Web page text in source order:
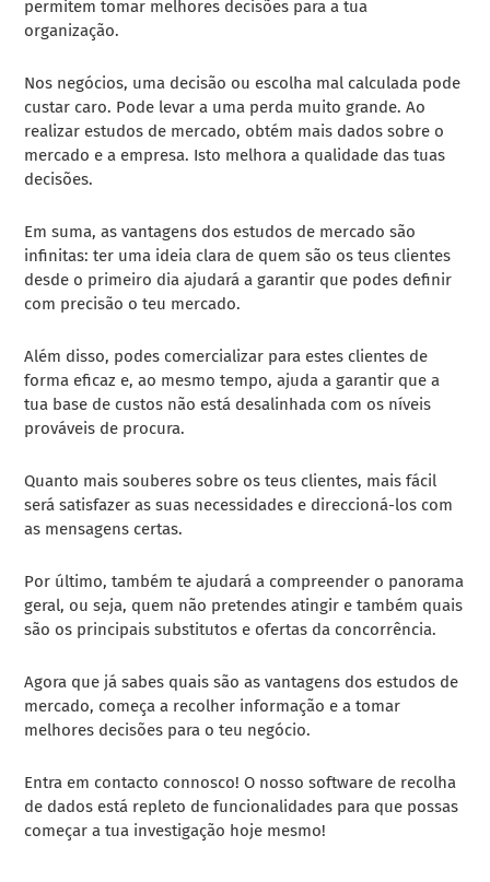
permitem tomar melhores decisões para a tua
organização.
Nos negócios, uma decisão ou escolha mal calculada pode
custar caro. Pode levar a uma perda muito grande. Ao
realizar estudos de mercado, obtém mais dados sobre o
mercado e a empresa. Isto melhora a qualidade das tuas
decisões.
Em suma, as vantagens dos estudos de mercado são
infinitas: ter uma ideia clara de quem são os teus clientes
desde o primeiro dia ajudará a garantir que podes definir
com precisão o teu mercado.
Além disso, podes comercializar para estes clientes de
forma eficaz e, ao mesmo tempo, ajuda a garantir que a
tua base de custos não está desalinhada com os níveis
prováveis de procura.
Quanto mais souberes sobre os teus clientes, mais fácil
será satisfazer as suas necessidades e direccioná-los com
as mensagens certas.
Por último, também te ajudará a compreender o panorama
geral, ou seja, quem não pretendes atingir e também quais
são os principais substitutos e ofertas da concorrência.
Agora que já sabes quais são as vantagens dos estudos de
mercado, começa a recolher informação e a tomar
melhores decisões para o teu negócio.
Entra em contacto connosco! O nosso software de recolha
de dados está repleto de funcionalidades para que possas
começar a tua investigação hoje mesmo!